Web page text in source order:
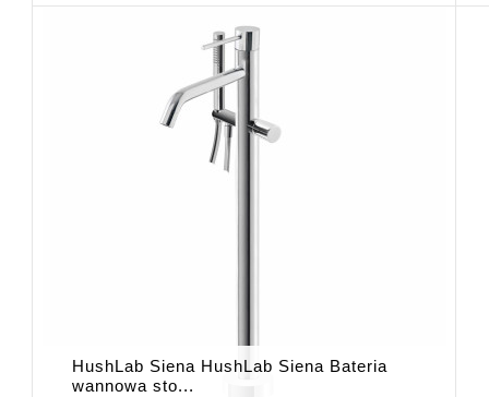
HushLab Siena HushLab Siena Bateria
wannowa sto...